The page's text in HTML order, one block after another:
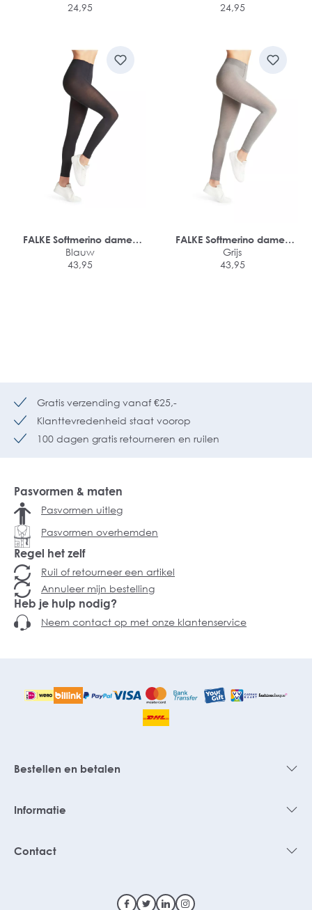
24,95
24,95
FALKE Softmerino dames
legging
Blauw
43,95
FALKE Softmerino dames
legging
Grijs
43,95
Gratis verzending vanaf €25,-
Klanttevredenheid staat voorop
100 dagen gratis retourneren en ruilen
Pasvormen & maten
Pasvormen uitleg
Pasvormen overhemden
Regel het zelf
Ruil of retourneer een artikel
Annuleer mijn bestelling
Heb je hulp nodig?
Neem contact op met onze klantenservice
Bestellen en betalen
Informatie
Contact